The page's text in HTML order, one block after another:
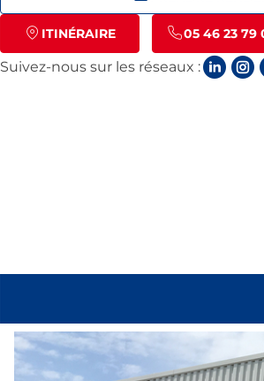
ITINÉRAIRE 05 46 23 79
Suivez-nous sur les réseaux :